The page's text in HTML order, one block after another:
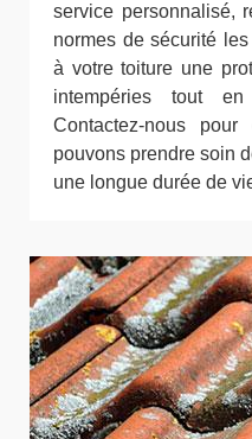
service personnalisé,
normes de sécurité
à votre toiture une
intempéries tout
Contactez-nous
pouvons prendre soin
une longue durée de